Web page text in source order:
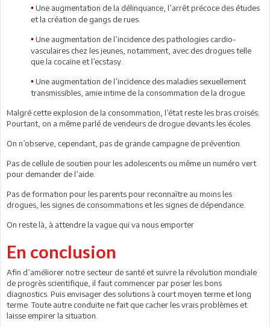
• Une augmentation de la délinquance, l’arrêt précoce des études
et la création de gangs de rues.
• Une augmentation de l’incidence des pathologies cardio-
vasculaires chez les jeunes, notamment, avec des drogues telle
que la cocaïne et l’ecstasy.
• Une augmentation de l’incidence des maladies sexuellement
transmissibles, amie intime de la consommation de la drogue.
Malgré cette explosion de la consommation, l’état reste les bras croisés.
Pourtant, on a même parlé de vendeurs de drogue devants les écoles.
On n’observe, cependant, pas de grande campagne de prévention.
Pas de cellule de soutien pour les adolescents ou même un numéro vert
pour demander de l’aide.
Pas de formation pour les parents pour reconnaître au moins les
drogues, les signes de consommations et les signes de dépendance.
On reste là, à attendre la vague qui va nous emporter
En conclusion
Afin d’améliorer notre secteur de santé et suivre la révolution mondiale
de progrès scientifique, il faut commencer par poser les bons
diagnostics. Puis envisager des solutions à court moyen terme et long
terme. Toute autre conduite ne fait que cacher les vrais problèmes et
laisse empirer la situation.